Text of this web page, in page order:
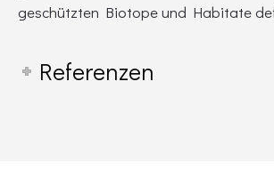
geschützten Biotope und Habitate
Referenzen